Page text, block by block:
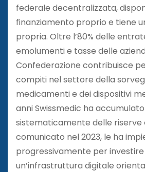
federale decentralizzata,
finanziamento proprio e tiene
propria. Oltre l’80% delle
emolumenti e tasse delle
Confederazione contribuisce
compiti nel settore della
medicamenti e dei dispositivi
anni Swissmedic ha accumulato
sistematicamente delle riserve
comunicato nel 2023, le ha
progressivamente per investire
un’infrastruttura digitale